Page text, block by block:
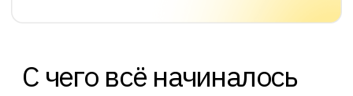
С чего всё начиналось
системы.